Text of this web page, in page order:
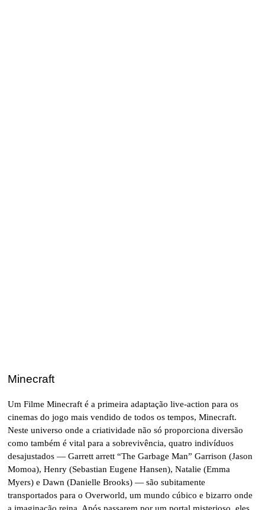
Minecraft
Um Filme Minecraft é a primeira adaptação live-action para os
cinemas do jogo mais vendido de todos os tempos, Minecraft.
Neste universo onde a criatividade não só proporciona diversão
como também é vital para a sobrevivência, quatro indivíduos
desajustados — Garrett arrett “The Garbage Man” Garrison (Jason
Momoa), Henry (Sebastian Eugene Hansen), Natalie (Emma
Myers) e Dawn (Danielle Brooks) — são subitamente
transportados para o Overworld, um mundo cúbico e bizarro onde
a imaginação reina. Após passarem por um portal misterioso, eles